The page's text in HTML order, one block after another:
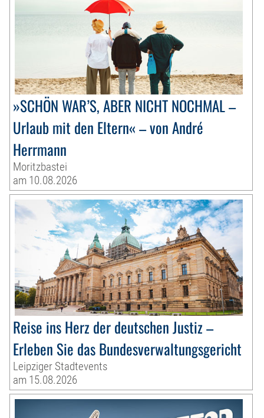
»SCHÖN WAR’S, ABER NICHT NOCHMAL –
Urlaub mit den Eltern« – von André
Herrmann
Moritzbastei
am 10.08.2026
Reise ins Herz der deutschen Justiz –
Erleben Sie das Bundesverwaltungsgericht
Leipziger Stadtevents
am 15.08.2026